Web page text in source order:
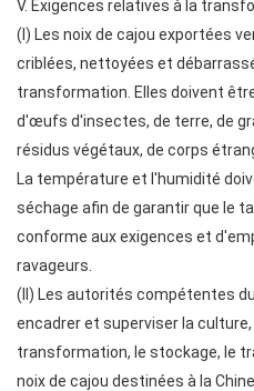
V. Exigences relatives à la
(I) Les noix de cajou exportées
criblées, nettoyées et
transformation. Elles doivent
d'œufs d'insectes, de terre, de
résidus végétaux, de corps
La température et l'humidité
séchage afin de garantir que le
conforme aux exigences et
ravageurs.
(II) Les autorités compétentes
encadrer et superviser la
transformation, le stockage, le
noix de cajou destinées à la